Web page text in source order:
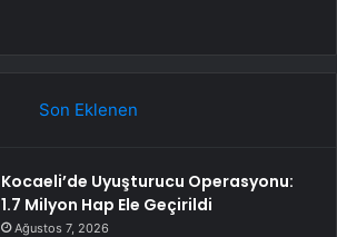
Son Eklenen
Kocaeli’de Uyuşturucu Operasyonu:
1.7 Milyon Hap Ele Geçirildi
Ağustos 7, 2026